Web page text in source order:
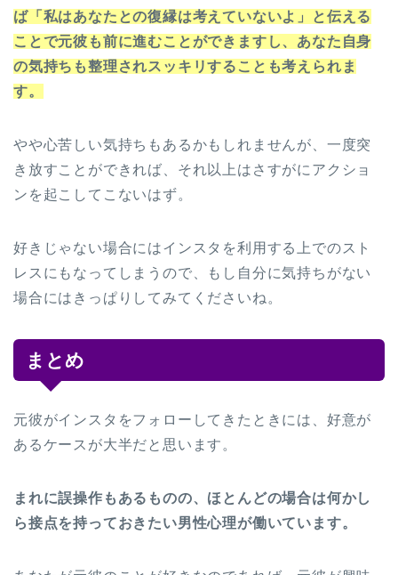
ば「私はあなたとの復縁は考えていないよ」と伝える
ことで元彼も前に進むことができますし、あなた自身
の気持ちも整理されスッキリすることも考えられま
す。
やや心苦しい気持ちもあるかもしれませんが、一度突
き放すことができれば、それ以上はさすがにアクショ
ンを起こしてこないはず。
好きじゃない場合にはインスタを利用する上でのスト
レスにもなってしまうので、もし自分に気持ちがない
場合にはきっぱりしてみてくださいね。
まとめ
元彼がインスタをフォローしてきたときには、好意が
あるケースが大半だと思います。
まれに誤操作もあるものの、ほとんどの場合は何かし
ら接点を持っておきたい男性心理が働いています。